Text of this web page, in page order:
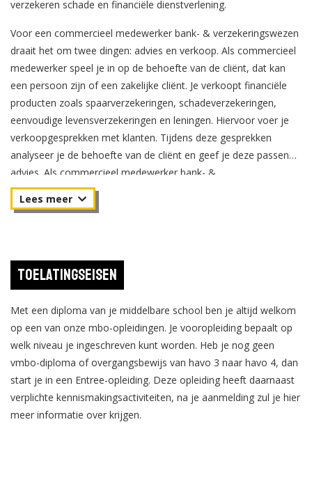
verzekeren schade en financiële dienstverlening.
Voor een commercieel medewerker bank- & verzekeringswezen
draait het om twee dingen: advies en verkoop. Als commercieel
medewerker speel je in op de behoefte van de cliënt, dat kan
een persoon zijn of een zakelijke cliënt. Je verkoopt financiële
producten zoals spaarverzekeringen, schadeverzekeringen,
eenvoudige levensverzekeringen en leningen. Hiervoor voer je
verkoopgesprekken met klanten. Tijdens deze gesprekken
analyseer je de behoefte van de cliënt en geef je deze passend
advies. Als commercieel medewerker bank- &
verzekeringswezen ben je veel bezig met papierwerk: je stelt
offertes, polissen en contracten op. Verder handel je schades en
van een reisverzekering, behoren tot je taken.
Toelatingseisen
Met een diploma van je middelbare school ben je altijd welkom
op een van onze mbo-opleidingen. Je vooropleiding bepaalt op
welk niveau je ingeschreven kunt worden. Heb je nog geen
vmbo-diploma of overgangsbewijs van havo 3 naar havo 4, dan
start je in een Entree-opleiding. Deze opleiding heeft daarnaast
verplichte kennismakingsactiviteiten, na je aanmelding zul je hier
meer informatie over krijgen.